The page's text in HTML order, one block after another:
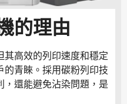
的理由
其高效的列印速度和穩定
的青睞。採用碳粉列印技
，還能避免沾染問題，是